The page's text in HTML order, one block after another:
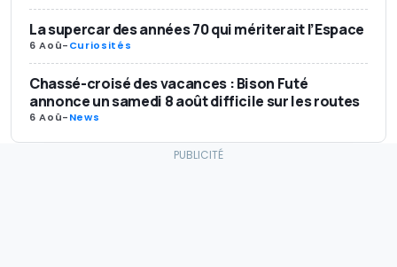
La supercar des années 70 qui mériterait l’Espace
6 Aoû-Curiosités
Chassé-croisé des vacances : Bison Futé
annonce un samedi 8 août difficile sur les routes
6 Aoû-News